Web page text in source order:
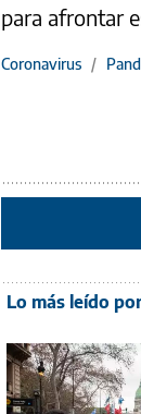
para afrontar
Coronavirus /
Lo más leído